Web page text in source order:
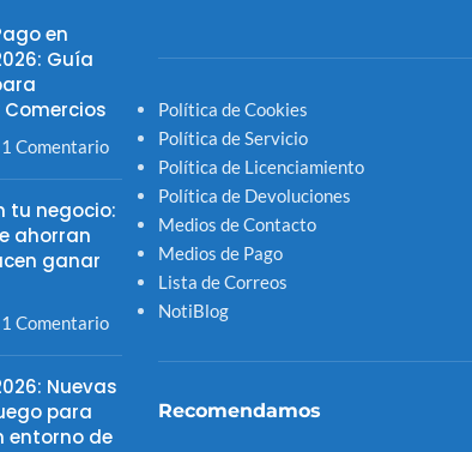
en
Guía
Comercios
1 Comentario
tu negocio:
ahorran
ganar
1 Comentario
Nuevas
para
entorno de
Política de Cookies
Política de Servicio
Política de Licenciamiento
Política de Devoluciones
Medios de Contacto
Medios de Pago
Lista de Correos
NotiBlog
Recomendamos